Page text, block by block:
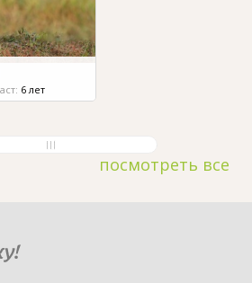
6 лет
посмотреть все